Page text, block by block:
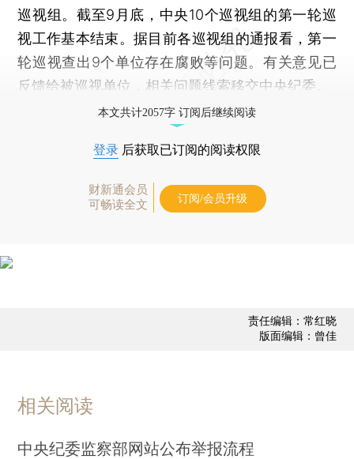
巡视组。截至9月底，中央10个巡视组的第一轮巡
视工作基本结束。据目前各巡视组的通报看，第一
轮巡视查出9个单位存在腐败等问题。有关意见已
反馈给被巡视单位，相关问题线索移交中央纪委。
本文共计2057字 订阅后继续阅读
登录 后获取已订阅的阅读权限
财新通会员
可畅读全文
订阅/会员升级
责任编辑：常红晓
版面编辑：曾佳
相关阅读
中央纪委监察部网站公布举报流程